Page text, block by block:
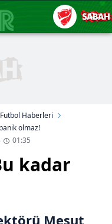
Futbol Haberleri
olmaz!
01:35
kadar
Mesut